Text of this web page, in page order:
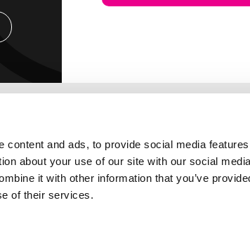
content and ads, to provide social media
about your use of our site with our social
it with other information that you’ve
of their services.